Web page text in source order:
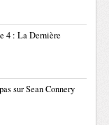
4 : La Dernière
sur Sean Connery